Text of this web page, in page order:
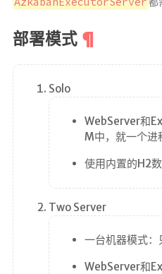
部署模式
Solo
WebServer和
M中，就一个进
使用内置的H2
Two Server
一台机器模式
WebServer和